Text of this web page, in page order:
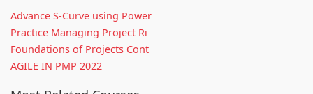
Advance S-Curve using Power
Practice Managing Project Ri
Foundations of Projects Cont
AGILE IN PMP 2022